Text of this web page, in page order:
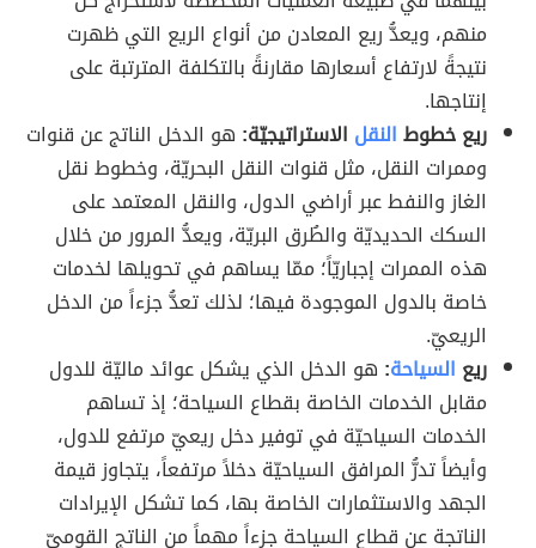
منهم، ويعدُّ ريع المعادن من أنواع الريع التي ظهرت
نتيجةً لارتفاع أسعارها مقارنةً بالتكلفة المترتبة على
إنتاجها.
ريع خطوطالنقل الاستراتيجيّة: هو الدخل الناتج عن قنوات
وممرات النقل، مثل قنوات النقل البحريّة، وخطوط نقل
الغاز والنفط عبر أراضي الدول، والنقل المعتمد على
السكك الحديديّة والطُرق البريّة، ويعدُّ المرور من خلال
هذه الممرات إجباريّاً؛ ممّا يساهم في تحويلها لخدمات
خاصة بالدول الموجودة فيها؛ لذلك تعدُّ جزءاً من الدخل
الريعيّ.
ريع السياحة: هو الدخل الذي يشكل عوائد ماليّة للدول
مقابل الخدمات الخاصة بقطاع السياحة؛ إذ تساهم
الخدمات السياحيّة في توفير دخل ريعيّ مرتفع للدول،
وأيضاً تدرُّ المرافق السياحيّة دخلاً مرتفعاً، يتجاوز قيمة
الجهد والاستثمارات الخاصة بها، كما تشكل الإيرادات
الناتجة عن قطاع السياحة جزءاً مهماً من الناتج القوميّ